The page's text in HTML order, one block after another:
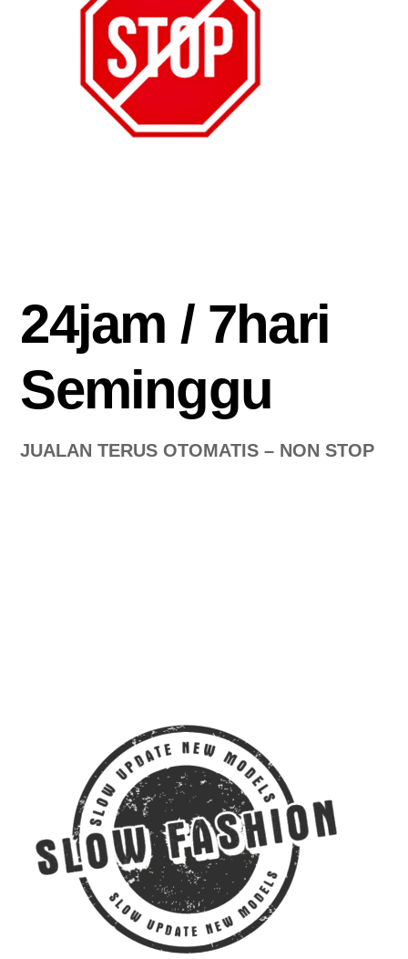
24jam / 7hari
Seminggu
JUALAN TERUS OTOMATIS – NON STOP